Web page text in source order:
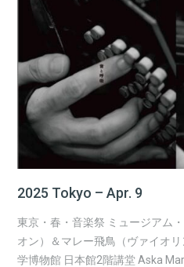
2025 Tokyo – Apr. 9
東京・春・音楽祭 ミュージアム
オン）＆マレー飛鳥（ヴァイオ
学博物館 日本館2階講堂 Aska